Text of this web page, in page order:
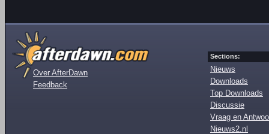
Over AfterDawn
Feedback
Sections:
Nieuws
Downloads
Top Downloads
Discussie
Vraag en
Nieuws2.nl